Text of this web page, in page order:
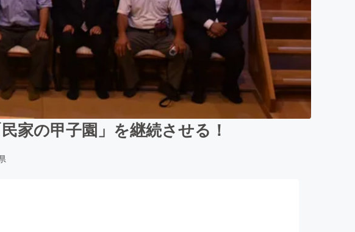
家の甲子園」を継続させる！